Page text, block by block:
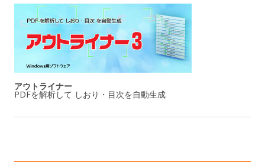
アウトライナー
PDFを解析して しおり・目次を自動生成